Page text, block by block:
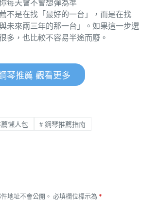
你每天會不會想彈為準
不是在找「最好的一台」，而是在找
未來兩三年的那一台」。如果這一步選
多，也比較不容易半途而廢。
琴推薦 觀看更多
懶人包 # 鋼琴推薦指南
地址不會公開。 必填欄位標示為 *